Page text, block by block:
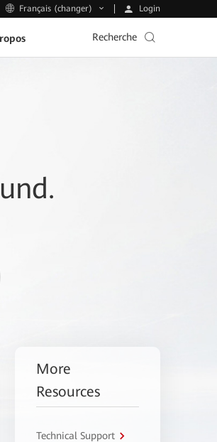
Français (changer) Login
Recherche
More
Resources
Technical Support